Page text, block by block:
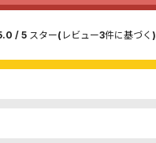
/ 5 スター(レビュー3件に基づく)